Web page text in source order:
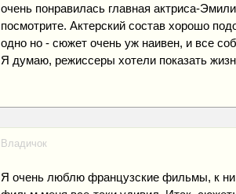
очень понравилась главная актриса-
посмотрите. Актерский состав хорошо
одно но - сюжет очень уж наивен, и все
Я думаю, режиссеры хотели показать
Владичок
Я очень люблю французские фильмы, к